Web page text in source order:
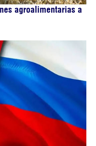
agroalimentarias a